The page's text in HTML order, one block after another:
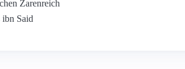
Zarenreich
ibn Said